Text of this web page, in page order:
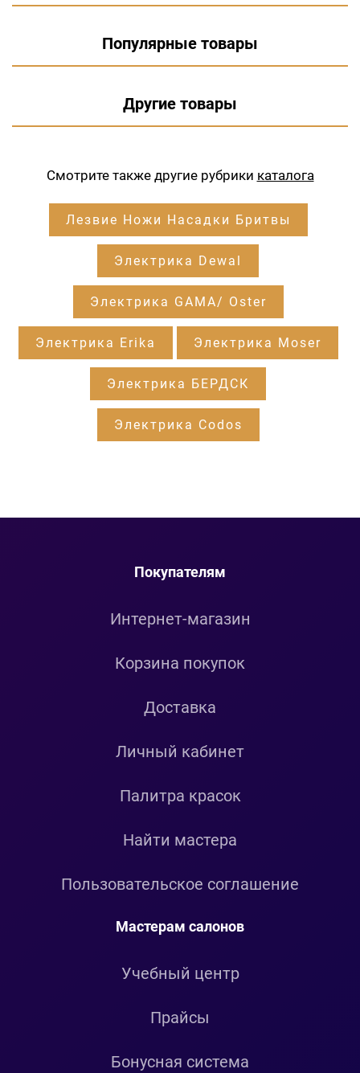
Популярные товары
Другие товары
Смотрите также другие рубрики каталога
Лезвие Ножи Насадки Бритвы
Электрика Dewal
Электрика GAMA/ Oster
Электрика Erika Электрика Moser
Электрика БЕРДСК
Электрика Codos
Покупателям
Интернет-магазин
Корзина покупок
Доставка
Личный кабинет
Палитра красок
Найти мастера
Пользовательское соглашение
Мастерам салонов
Учебный центр
Прайсы
Бонусная система